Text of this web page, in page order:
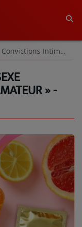
Convictions Intimes | Archives
» -